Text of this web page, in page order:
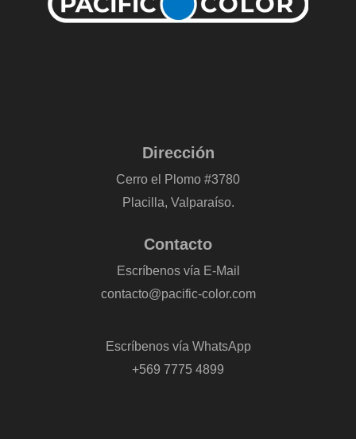
Dirección
Cerro el Plomo #3780
Placilla, Valparaíso.
Contacto
Escríbenos vía E-Mail
contacto@pacific-color.com
Escríbenos vía WhatsApp
+569 7775 4899